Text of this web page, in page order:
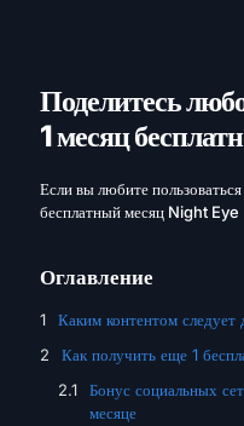
Поделитесь
1 месяц
Если вы любите
бесплатный месяц Night
Оглавление
Каким контентом следует
Как получить еще 1
Бонус социальных
месяце